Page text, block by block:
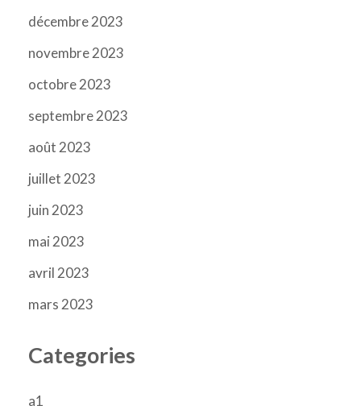
décembre 2023
novembre 2023
octobre 2023
septembre 2023
août 2023
juillet 2023
juin 2023
mai 2023
avril 2023
mars 2023
Categories
a1